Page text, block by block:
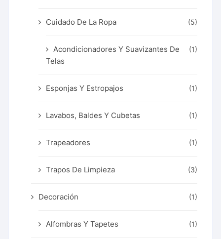
Cuidado De La Ropa (5)
Acondicionadores Y Suavizantes De
Telas
(1)
Esponjas Y Estropajos (1)
Lavabos, Baldes Y Cubetas (1)
Trapeadores (1)
Trapos De Limpieza (3)
Decoración (1)
Alfombras Y Tapetes (1)